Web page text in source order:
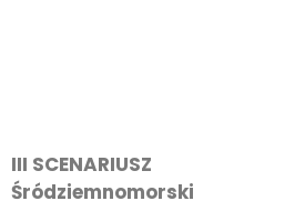
III SCENARIUSZ
Śródziemnomorski